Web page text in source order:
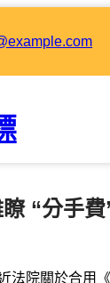
“分手費
法院關於合用